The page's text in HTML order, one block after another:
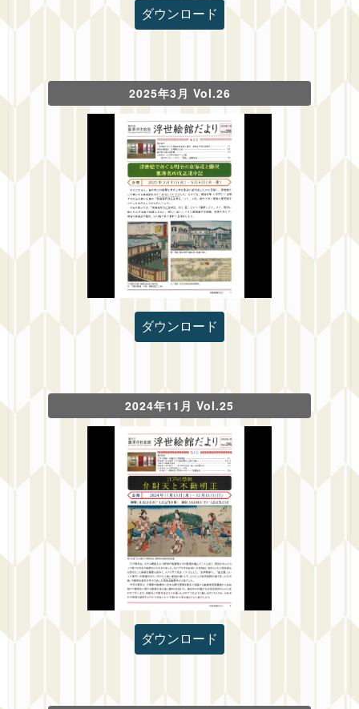
ダウンロード
2025年3月 Vol.26
ダウンロード
2024年11月 Vol.25
ダウンロード